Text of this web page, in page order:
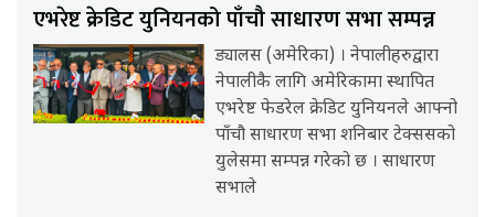
एभरेष्ट क्रेडिट युनियनको पाँचौ साधारण सभा सम्पन्न
ड्यालस (अमेरिका) । नेपालीहरुद्वारा
नेपालीकै लागि अमेरिकामा स्थापित
एभरेष्ट फेडरेल क्रेडिट युनियनले आफ्नो
पाँचौ साधारण सभा शनिबार टेक्ससको
युलेसमा सम्पन्न गरेको छ । साधारण
सभाले